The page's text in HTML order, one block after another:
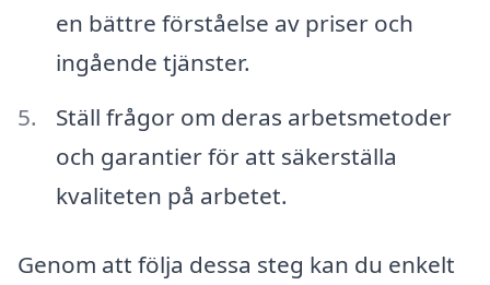
en bättre förståelse av priser och
ingående tjänster.
Ställ frågor om deras arbetsmetoder
och garantier för att säkerställa
kvaliteten på arbetet.
Genom att följa dessa steg kan du enkelt